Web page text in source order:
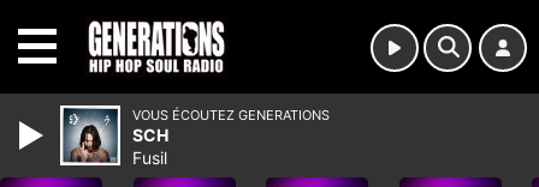
VOUS ÉCOUTEZ GENERATIONS
SCH
Fusil